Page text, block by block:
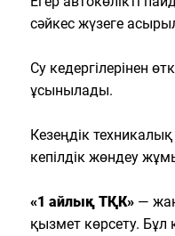
сәйкес жүзеге
Су кедергілерінен
ұсынылады.
Кезеңдік
кепілдік жөндеу
«1 айлық ТҚК»—
қызмет көрсету. Бұл